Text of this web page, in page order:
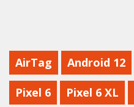
AirTag Android 12
Pixel 6 Pixel 6 XL